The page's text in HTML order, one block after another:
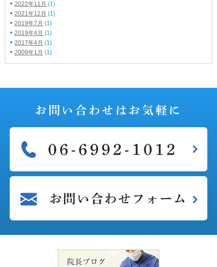
2022年11月 (1)
2021年12月 (1)
2019年7月 (1)
2019年4月 (1)
2017年4月 (1)
2009年1月 (1)
お問い合わせは お気軽に